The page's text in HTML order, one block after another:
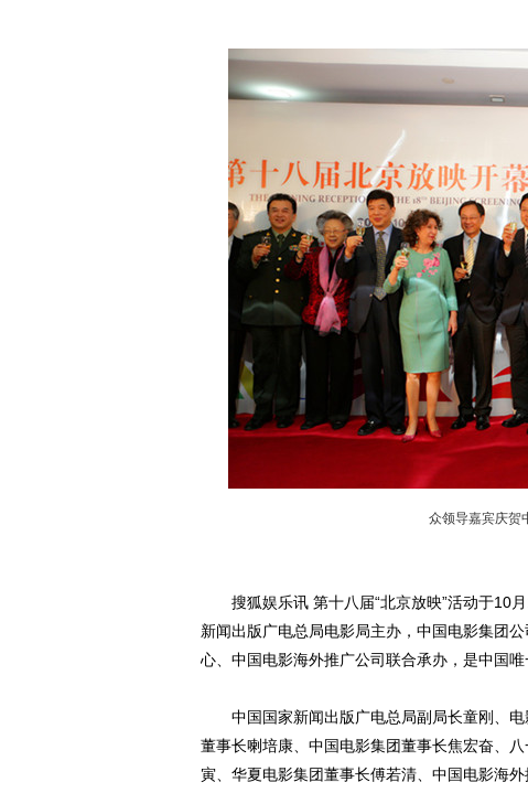
众领导嘉宾庆贺
搜狐娱乐讯 第十八届“北京放映”活动于10月
新闻出版广电总局电影局主办，中国电影集团
心、中国电影海外推广公司联合承办，是中国
中国国家新闻出版广电总局副局长童刚、电
董事长喇培康、中国电影集团董事长焦宏奋、
寅、华夏电影集团董事长傅若清、中国电影海